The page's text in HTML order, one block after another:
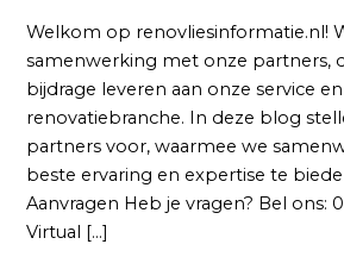
Welkom op renovliesinformatie.nl!
samenwerking met onze partners,
bijdrage leveren aan onze service
renovatiebranche. In deze blog
partners voor, waarmee we
beste ervaring en expertise te
Aanvragen Heb je vragen? Bel ons:
Virtual […]